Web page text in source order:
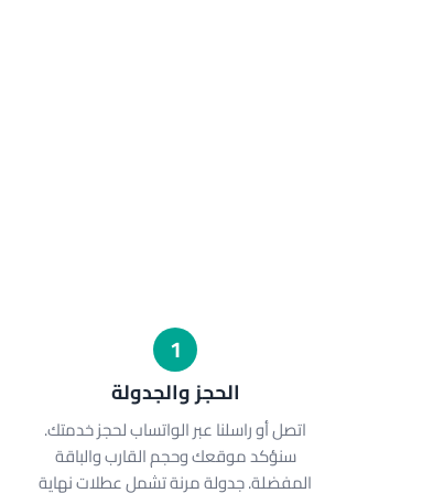
1
الحجز والجدولة
اتصل أو راسلنا عبر الواتساب لحجز خدمتك.
سنؤكد موقعك وحجم القارب والباقة
المفضلة. جدولة مرنة تشمل عطلات نهاية